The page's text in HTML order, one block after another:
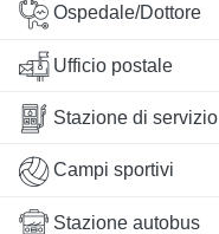
Ospedale/Dottore
Ufficio postale
Stazione di servizio
Campi sportivi
Stazione autobus